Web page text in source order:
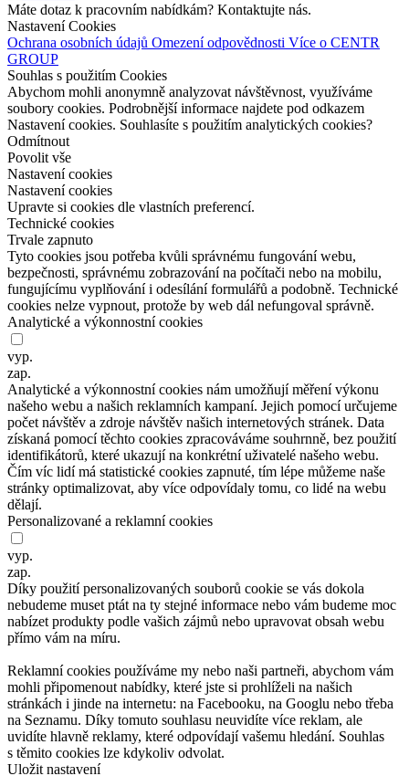
Máte dotaz k pracovním nabídkám? Kontaktujte nás.
Nastavení Cookies
Ochrana osobních údajů Omezení odpovědnosti Více o CENTR
GROUP
Souhlas s použitím Cookies
Abychom mohli anonymně analyzovat návštěvnost, využíváme
soubory cookies. Podrobnější informace najdete pod odkazem
Nastavení cookies. Souhlasíte s použitím analytických cookies?
Odmítnout
Povolit vše
Nastavení cookies
Nastavení cookies
Upravte si cookies dle vlastních preferencí.
Technické cookies
Trvale zapnuto
Tyto cookies jsou potřeba kvůli správnému fungování webu,
bezpečnosti, správnému zobrazování na počítači nebo na mobilu,
fungujícímu vyplňování i odesílání formulářů a podobně. Technické
cookies nelze vypnout, protože by web dál nefungoval správně.
Analytické a výkonnostní cookies
vyp.
zap.
Analytické a výkonnostní cookies nám umožňují měření výkonu
našeho webu a našich reklamních kampaní. Jejich pomocí určujeme
počet návštěv a zdroje návštěv našich internetových stránek. Data
získaná pomocí těchto cookies zpracováváme souhrnně, bez použití
identifikátorů, které ukazují na konkrétní uživatelé našeho webu.
Čím víc lidí má statistické cookies zapnuté, tím lépe můžeme naše
stránky optimalizovat, aby více odpovídaly tomu, co lidé na webu
dělají.
Personalizované a reklamní cookies
vyp.
zap.
Díky použití personalizovaných souborů cookie se vás dokola
nebudeme muset ptát na ty stejné informace nebo vám budeme moc
nabízet produkty podle vašich zájmů nebo upravovat obsah webu
přímo vám na míru.
Reklamní cookies používáme my nebo naši partneři, abychom vám
mohli připomenout nabídky, které jste si prohlíželi na našich
stránkách i jinde na internetu: na Facebooku, na Googlu nebo třeba
na Seznamu. Díky tomuto souhlasu neuvidíte více reklam, ale
uvidíte hlavně reklamy, které odpovídají vašemu hledání. Souhlas
s těmito cookies lze kdykoliv odvolat.
Uložit nastavení